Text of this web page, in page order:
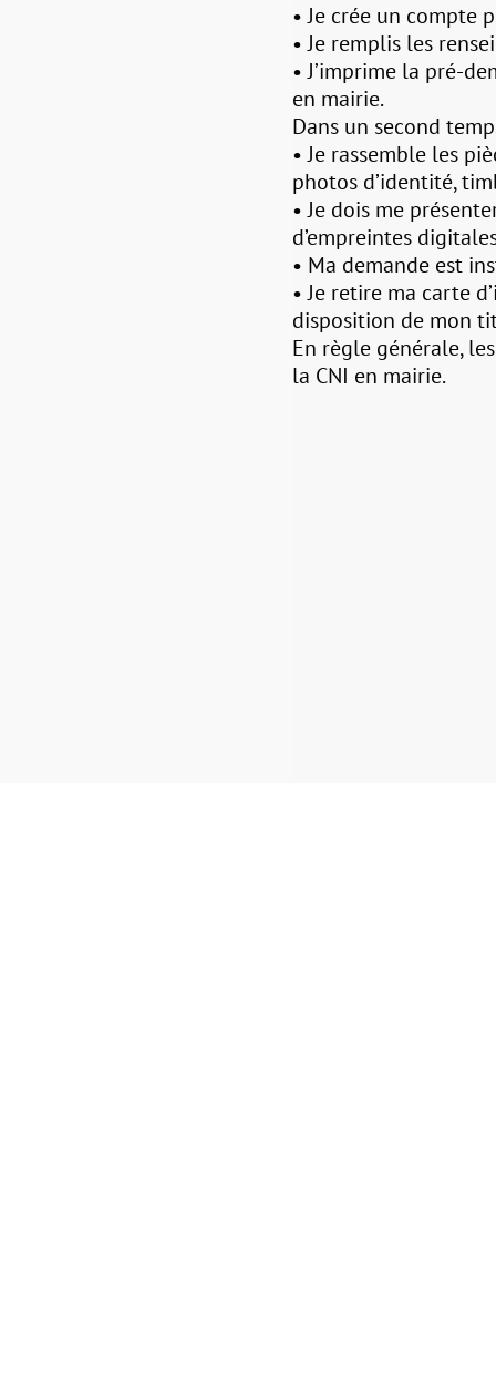
• Je crée un compte
• Je remplis les
• J’imprime la pré-
en mairie.
Dans un second
• Je rassemble les
photos d’identité,
• Je dois me
d’empreintes
• Ma demande est
• Je retire ma carte
disposition de mon
En règle générale,
la CNI en mairie.